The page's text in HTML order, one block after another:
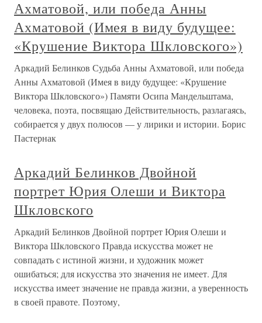
Ахматовой, или победа Анны
Ахматовой (Имея в виду будущее:
«Крушение Виктора Шкловского»)
Аркадий Белинков Судьба Анны Ахматовой, или победа
Анны Ахматовой (Имея в виду будущее: «Крушение
Виктора Шкловского») Памяти Осипа Мандельштама,
человека, поэта, посвящаю Действительность, разлагаясь,
собирается у двух полюсов — у лирики и истории. Борис
Пастернак
Аркадий Белинков Двойной
портрет Юрия Олеши и Виктора
Шкловского
Аркадий Белинков Двойной портрет Юрия Олеши и
Виктора Шкловского Правда искусства может не
совпадать с истиной жизни, и художник может
ошибаться; для искусства это значения не имеет. Для
искусства имеет значение не правда жизни, а уверенность
в своей правоте. Поэтому,